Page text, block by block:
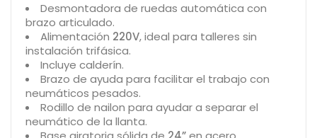
Desmontadora de ruedas automática con
brazo articulado.
Alimentación 220V, ideal para talleres sin
instalación trifásica.
Incluye calderín.
Brazo de ayuda para facilitar el trabajo con
neumáticos pesados.
Rodillo de nailon para ayudar a separar el
neumático de la llanta.